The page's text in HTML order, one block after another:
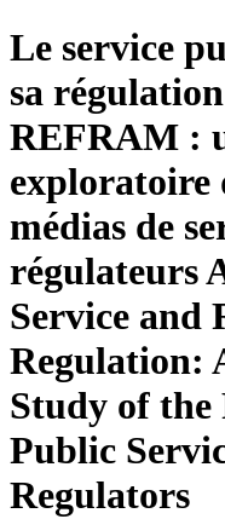
Le service
sa
REFRAM :
exploratoire
médias de
régulateurs
Service and
Regulation:
Study of the
Public
Regulators